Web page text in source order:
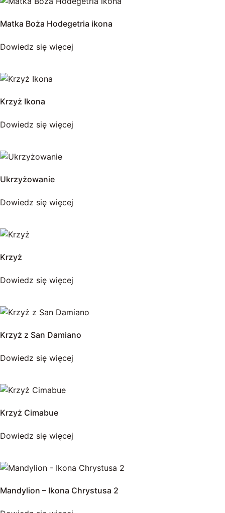
Matka Boża Hodegetria ikona
Dowiedz się więcej
Krzyż Ikona
Dowiedz się więcej
Ukrzyżowanie
Dowiedz się więcej
Krzyż
Dowiedz się więcej
Krzyż z San Damiano
Dowiedz się więcej
Krzyż Cimabue
Dowiedz się więcej
Mandylion – Ikona Chrystusa 2